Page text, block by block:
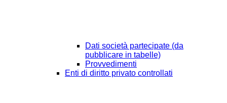
Dati società partecipate (da
pubblicare in tabelle)
Provvedimenti
Enti di diritto privato controllati